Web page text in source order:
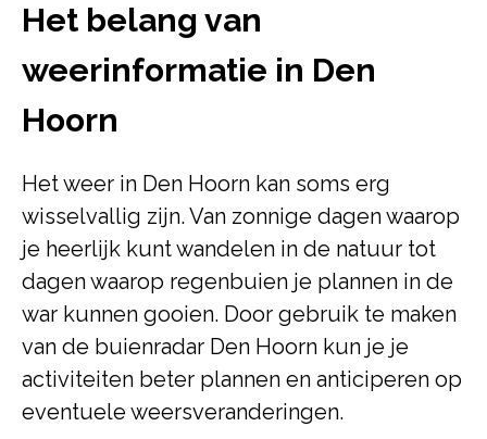
Het belang van
weerinformatie in Den
Hoorn
Het weer in Den Hoorn kan soms erg
wisselvallig zijn. Van zonnige dagen waarop
je heerlijk kunt wandelen in de natuur tot
dagen waarop regenbuien je plannen in de
war kunnen gooien. Door gebruik te maken
van de buienradar Den Hoorn kun je je
activiteiten beter plannen en anticiperen op
eventuele weersveranderingen.